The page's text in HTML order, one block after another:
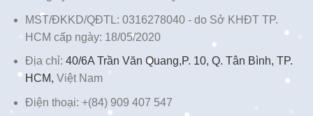
MST/ĐKKD/QĐTL: 0316278040 - do Sở KHĐT TP.
HCM cấp ngày: 18/05/2020
Địa chỉ: 40/6A Trần Văn Quang,P. 10, Q. Tân Bình, TP.
HCM, Việt Nam
Điện thoại: +(84) 909 407 547